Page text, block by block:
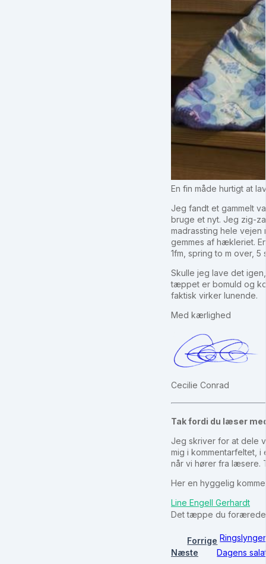
En fin måde hurtigt at
Jeg fandt et gammelt
bruge et nyt. Jeg zig-
madrassting hele
gemmes af hækleriet.
1fm, spring to m over, 5
Skulle jeg lave det
tæppet er bomuld og
faktisk virker lunende.
Med kærlighed
Cecilie Conrad
Tak fordi du læser
Jeg skriver for at dele
mig i kommentarfeltet,
når vi hører fra læsere.
Her en hyggelig
Line Engell Gerhardt
Det tæppe du forærede
Forrige
Næste
Dagens